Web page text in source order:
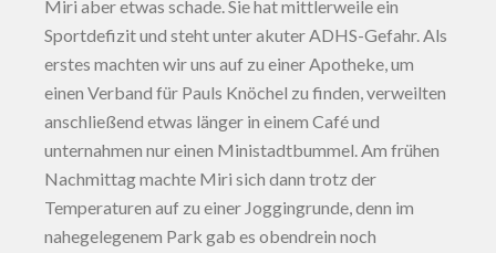
Miri aber etwas schade. Sie hat mittlerweile ein
Sportdefizit und steht unter akuter ADHS-Gefahr. Als
erstes machten wir uns auf zu einer Apotheke, um
einen Verband für Pauls Knöchel zu finden, verweilten
anschließend etwas länger in einem Café und
unternahmen nur einen Ministadtbummel. Am frühen
Nachmittag machte Miri sich dann trotz der
Temperaturen auf zu einer Joggingrunde, denn im
nahegelegenem Park gab es obendrein noch